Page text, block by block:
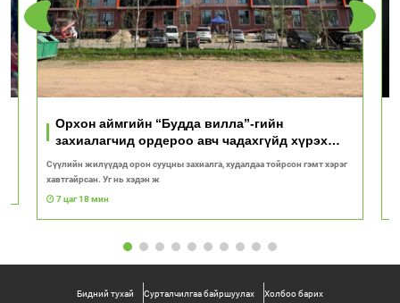
Орхон аймгийн “Будда вилла”-гийн
захиалагчид ордероо авч чадахгүйд хүрэх
вий!
Сүүлийн жилүүдэд орон сууцны захиалга, худалдаа тойрсон гэмт хэрэг
хавтгайрсан. Уг нь хэдэн ж
7 цаг 18 мин
Бидний тухай Сурталчилгаа байршуулах Холбоо барих